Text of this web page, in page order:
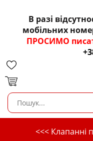
В разі
мобільних
ПРОСИМО
<<< Клапанні